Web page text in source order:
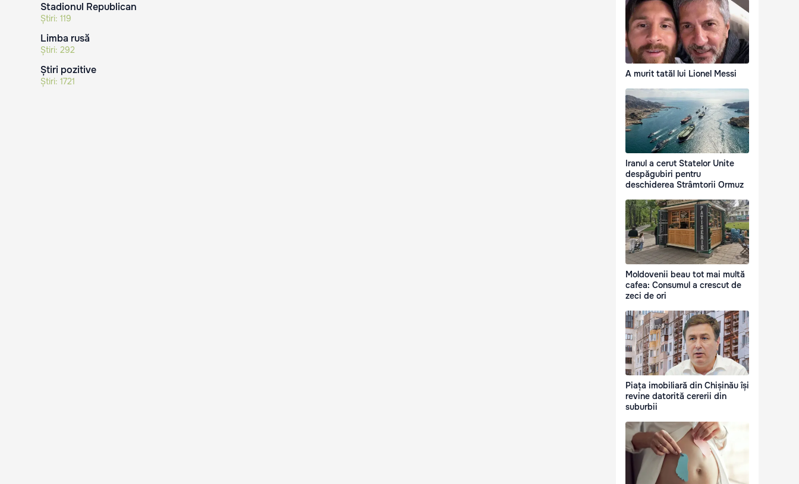
Stadionul Republican
Știri: 119
Limba rusă
Știri: 292
Știri pozitive
Știri: 1721
A murit tatăl lui Lionel Messi
Iranul a cerut Statelor Unite
despăgubiri pentru
deschiderea Strâmtorii Ormuz
Moldovenii beau tot mai multă
cafea: Consumul a crescut de
zeci de ori
Piața imobiliară din Chișinău își
revine datorită cererii din
suburbii